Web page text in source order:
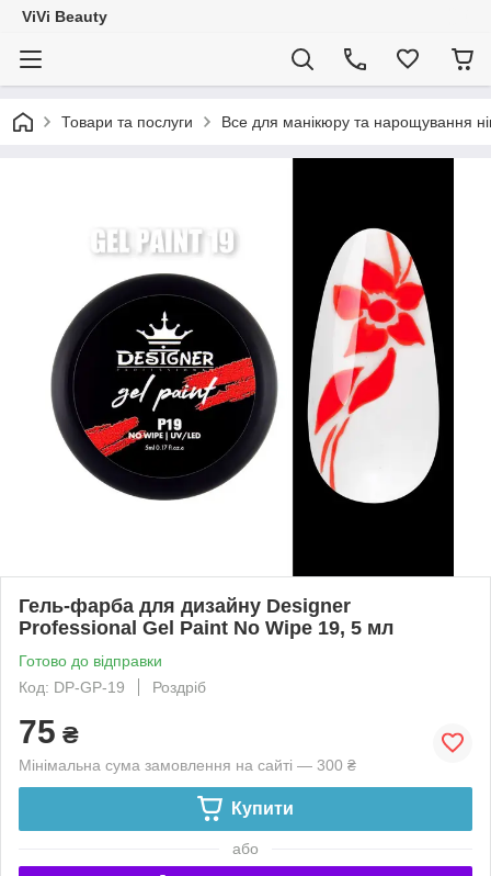
ViVi Beauty
Товари та послуги Все для манікюру та нарощування
Гель-фарба для дизайну Designer
Professional Gel Paint No Wipe 19, 5 мл
Готово до відправки
Код: DP-GP-19
Роздріб
75 ₴
Мінімальна сума замовлення на сайті — 300 ₴
Купити
або